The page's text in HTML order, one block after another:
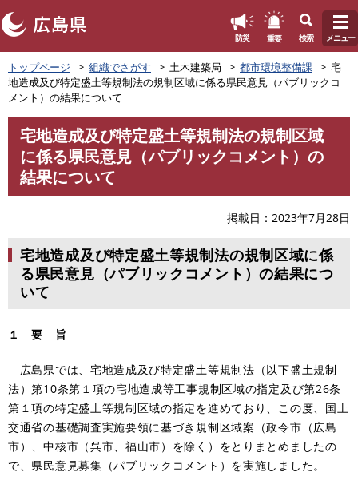
ペ
ー
ジ
の
防災 重要 検索 メニュー
トップページ 組織でさがす 土木建築局 都市環境整備課
宅
地造成及び特定盛土等規制法の規制区域に係る県民意見（パブリックコ
メント）の結果について
宅地造成及び特定盛土等規制法の規制区域
に係る県民意見（パブリックコメント）の
結果について
掲載日 2023年7月28日
宅地造成及び特定盛土等規制法の規制区域に係
る県民意見（パブリックコメント）の結果につ
いて
１ 要 旨
広島県では、宅地造成及び特定盛土等規制法（以下盛土規制
法）第10条第１項の宅地造成等工事規制区域の指定及び第26条
第１項の特定盛土等規制区域の指定を進めており、この度、国土
交通省の基礎調査実施要領に基づき規制区域案（政令市（広島
市）、中核市（呉市、福山市）を除く）をとりまとめましたの
で、県民意見募集（パブリックコメント）を実施しました。